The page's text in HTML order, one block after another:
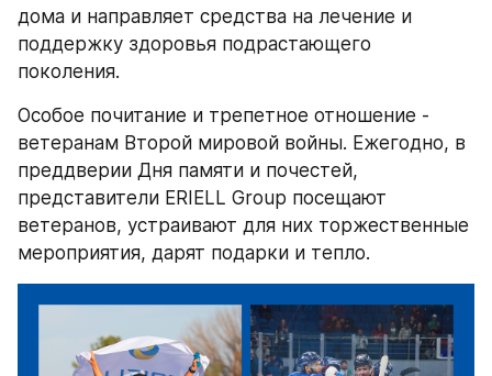
дома и направляет средства на лечение и
поддержку здоровья подрастающего
поколения.
Особое почитание и трепетное отношение -
ветеранам Второй мировой войны. Ежегодно, в
преддверии Дня памяти и почестей,
представители ERIELL Group посещают
ветеранов, устраивают для них торжественные
мероприятия, дарят подарки и тепло.